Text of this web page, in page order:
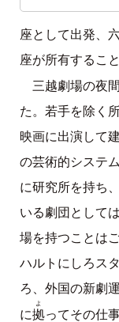
座として出発、
座が所有するこ
三越劇場の夜
た。若手を除く
映画に出演して
の芸術的システ
に研究所を持ち
いる劇団として
場を持つことは
ハルトにしろス
ろ、外国の新劇
に拠
よ
ってその仕